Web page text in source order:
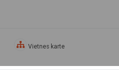
Vietnes karte